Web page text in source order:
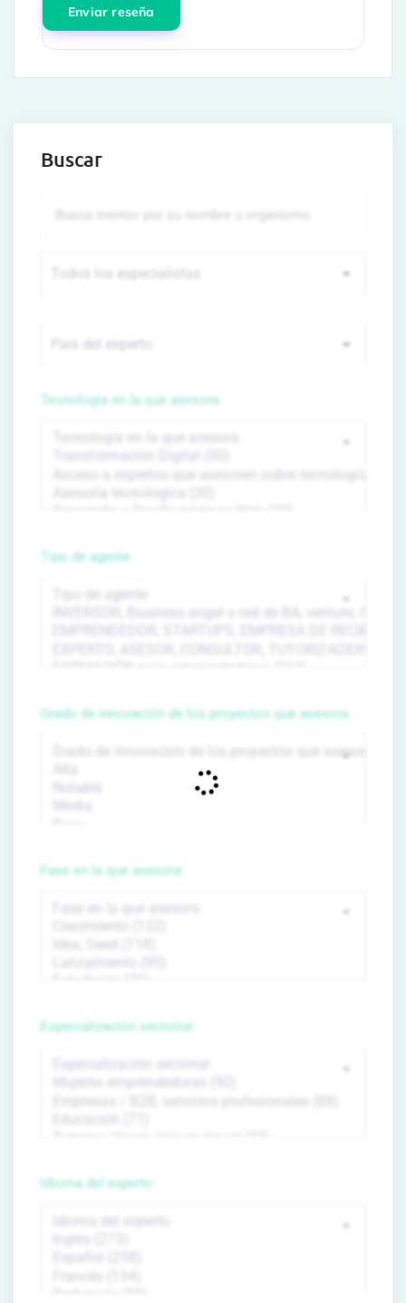
Buscar
Tecnología en la que asesora
Tipo de agente
Grado de innovación de los proyectos que asesora
Fase en la que asesora
Especialización sectorial
Idioma del experto